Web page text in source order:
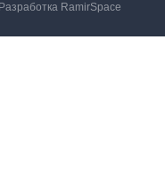
RamirSpace